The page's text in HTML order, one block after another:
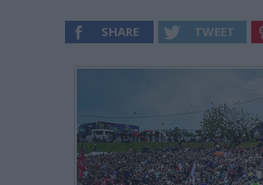
SHARE TWEET